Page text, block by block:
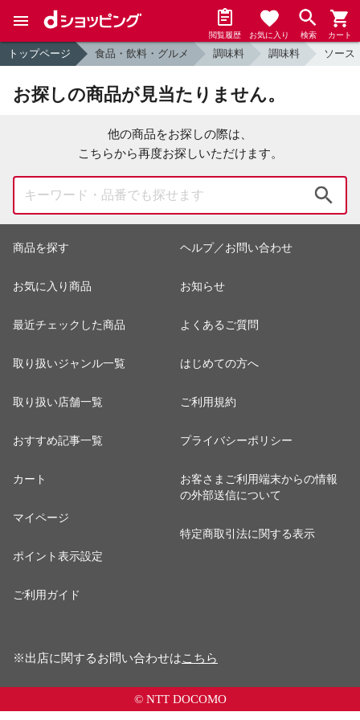
閲覧履歴 お気に入り 検索 カート
トップページ 食品・飲料・グルメ 調味料 調味料 ソース
お探しの商品が見当たりません。
他の商品をお探しの際は、
こちらから再度お探しいただけます。
商品を探す
お気に入り商品
最近チェックした商品
取り扱いジャンル一覧
取り扱い店舗一覧
おすすめ記事一覧
カート
マイページ
ポイント表示設定
ご利用ガイド
ヘルプ／お問い合わせ
お知らせ
よくあるご質問
はじめての方へ
ご利用規約
プライバシーポリシー
お客さまご利用端末からの情報
の外部送信について
特定商取引法に関する表示
※出店に関するお問い合わせはこちら
© NTT DOCOMO